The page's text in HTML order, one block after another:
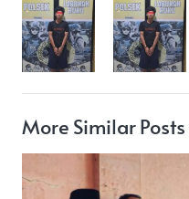
More Similar Posts